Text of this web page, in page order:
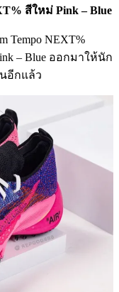
สีใหม่ Pink – Blue
Tempo NEXT%
– Blue ออกมาให้นัก
อีกแล้ว